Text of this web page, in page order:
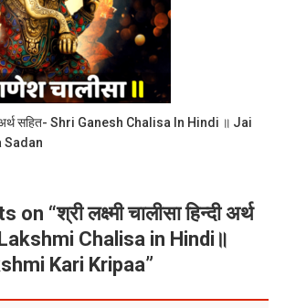
अर्थ सहित- Shri Ganesh Chalisa In Hindi ॥ Jai
Sadan
on “श्री लक्ष्मी चालीसा हिन्दी अर्थ
Chalisa in Hindi॥
Kari Kripaa”